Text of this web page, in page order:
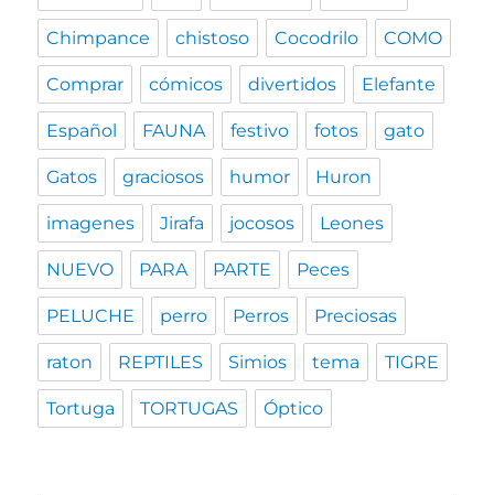
Chimpance chistoso Cocodrilo COMO
Comprar cómicos divertidos Elefante
Español FAUNA festivo fotos gato
Gatos graciosos humor Huron
imagenes Jirafa jocosos Leones
NUEVO PARA PARTE Peces
PELUCHE perro Perros Preciosas
raton REPTILES Simios tema TIGRE
Tortuga TORTUGAS Óptico